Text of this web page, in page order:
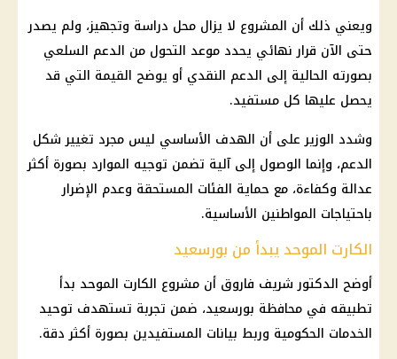
ويعني ذلك أن المشروع لا يزال محل دراسة وتجهيز، ولم يصدر
حتى الآن قرار نهائي يحدد موعد التحول من الدعم السلعي
بصورته الحالية إلى الدعم النقدي أو يوضح القيمة التي قد
يحصل عليها كل مستفيد.
وشدد الوزير على أن الهدف الأساسي ليس مجرد تغيير شكل
الدعم، وإنما الوصول إلى آلية تضمن توجيه الموارد بصورة أكثر
عدالة وكفاءة، مع حماية الفئات المستحقة وعدم الإضرار
باحتياجات المواطنين الأساسية.
الكارت الموحد يبدأ من بورسعيد
أوضح الدكتور شريف فاروق أن مشروع الكارت الموحد بدأ
تطبيقه في محافظة بورسعيد، ضمن تجربة تستهدف توحيد
الخدمات الحكومية وربط بيانات المستفيدين بصورة أكثر دقة.